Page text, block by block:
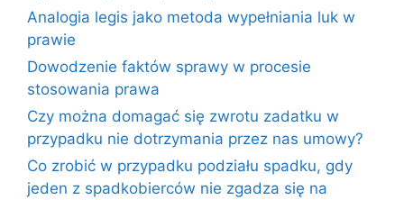
Analogia legis jako metoda wypełniania luk w
prawie
Dowodzenie faktów sprawy w procesie
stosowania prawa
Czy można domagać się zwrotu zadatku w
przypadku nie dotrzymania przez nas umowy?
Co zrobić w przypadku podziału spadku, gdy
jeden z spadkobierców nie zgadza się na